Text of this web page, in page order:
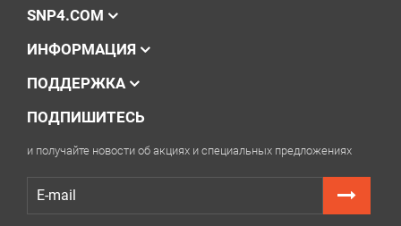
SNP4.COM
ИНФОРМАЦИЯ
ПОДДЕРЖКА
ПОДПИШИТЕСЬ
и получайте новости об акциях и специальных предложениях